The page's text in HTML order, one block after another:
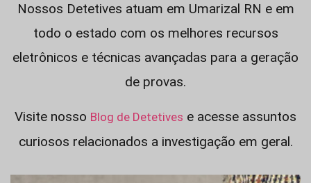
Nossos Detetives atuam em Umarizal RN e em
todo o estado com os melhores recursos
eletrônicos e técnicas avançadas para a geração
de provas.
Visite nosso Blog de Detetives e acesse assuntos
curiosos relacionados a investigação em geral.